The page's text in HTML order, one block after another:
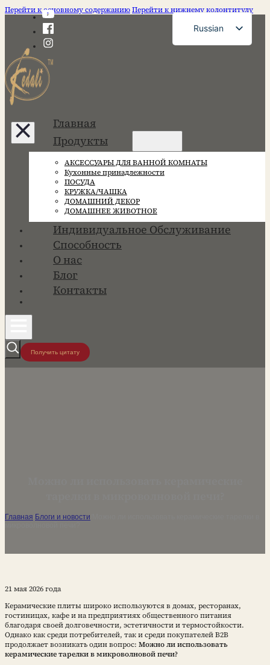
Перейти к основному содержаниюПерейти к нижнему колонтитулу
Russian
English
Korean
Главная
Продукты
АКСЕССУАРЫ ДЛЯ ВАННОЙ КОМНАТЫ
Кухонные принадлежности
ПОСУДА
КРУЖКА/ЧАШКА
ДОМАШНИЙ ДЕКОР
ДОМАШНЕЕ ЖИВОТНОЕ
Индивидуальное Обслуживание
Способность
О нас
Блог
Контакты
Получить цитату
Главная Блоги и новости
21 мая 2026 года
Керамические плиты широко используются в домах, ресторанах,
гостиницах, кафе и на предприятиях общественного питания
благодаря своей долговечности, эстетичности и термостойкости.
Однако как среди потребителей, так и среди покупателей B2B
продолжает возникать один вопрос: Можно ли использовать
керамические тарелки в микроволновой печи?